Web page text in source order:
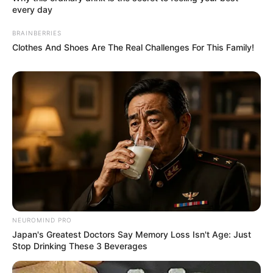
Dimasak yang Bikin Kamu
10 Pose Manekin Anti
Mainstream yang Konyol
Banget
every day
BRAINBERRIES
Clothes And Shoes Are The Real Challenges For This Family!
NEUROMIND PRO
Japan's Greatest Doctors Say Memory Loss Isn't Age: Just
Stop Drinking These 3 Beverages